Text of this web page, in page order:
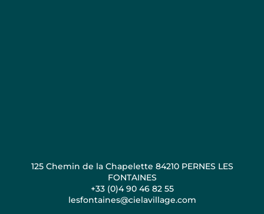
125 Chemin de la Chapelette 84210 PERNES LES
FONTAINES
+33 (0)4 90 46 82 55
lesfontaines@cielavillage.com